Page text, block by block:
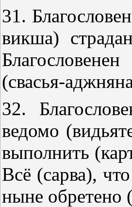
31.
викша)
(свасья-
32.
ведомо
выполнить
Всё (сарва),
ныне обретено